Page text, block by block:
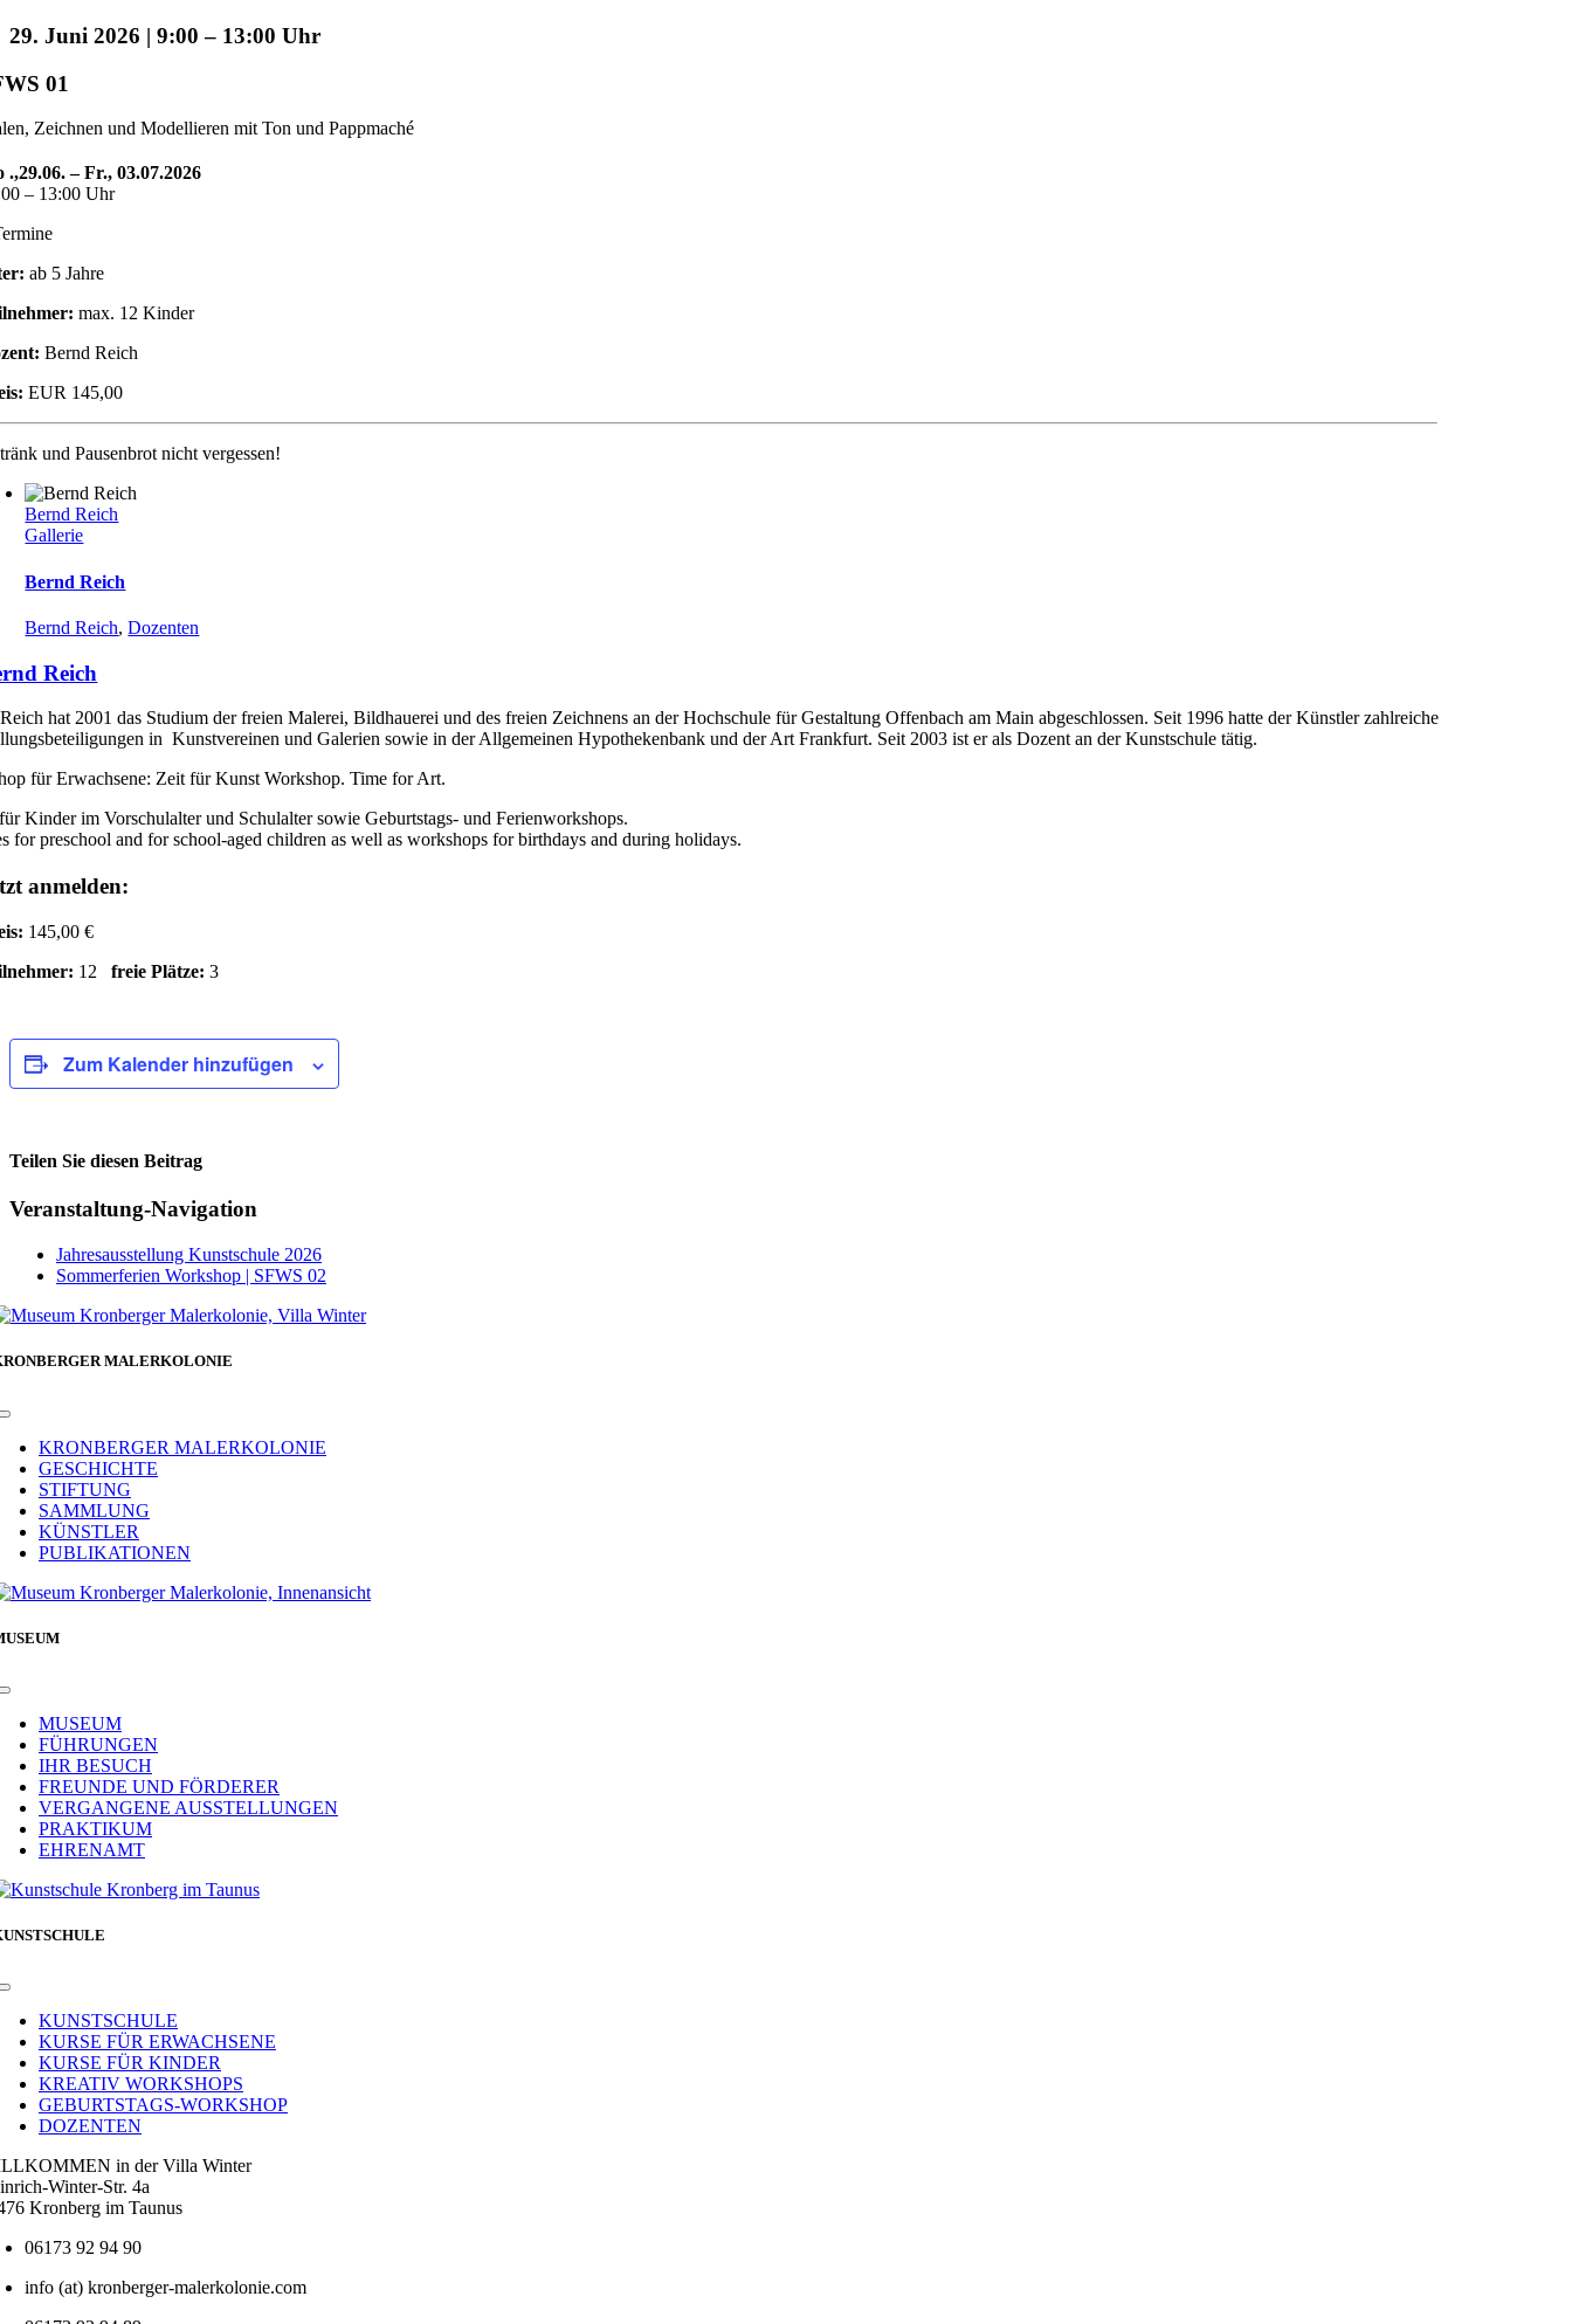
29. Juni 2026 | 9:00 – 13:00
01
Zeichnen und Modellieren mit Ton und Pappmaché
.,29.06. – Fr., 03.07.2026
– 13:00 Uhr
ab 5 Jahre
max. 12 Kinder
Bernd Reich
EUR 145,00
und Pausenbrot nicht vergessen!
Bernd Reich
Gallerie
Bernd Reich
Bernd Reich,Dozenten
Reich
hat 2001 das Studium der freien Malerei, Bildhauerei und des freien Zeichnens an der Hochschule für Gestaltung Offenbach am Main abgeschlossen. Seit 1996 hatte der Künstler zahlreiche
in Kunstvereinen und Galerien sowie in der Allgemeinen Hypothekenbank und der Art Frankfurt. Seit 2003 ist er als Dozent an der Kunstschule tätig.
für Erwachsene: Zeit für Kunst Workshop. Time for Art.
Kinder im Vorschulalter und Schulalter sowie Geburtstags- und Ferienworkshops.
for preschool and for school-aged children as well as workshops for birthdays and during holidays.
anmelden:
145,00 €
12freie Plätze: 3
Zum Kalender hinzufügen
Teilen Sie diesen Beitrag
Facebook
Veranstaltung-Navigation
Jahresausstellung Kunstschule 2026
Sommerferien Workshop | SFWS 02
MALERKOLONIE
Toggle
NavigationKRONBERGER MALERKOLONIE
GESCHICHTE
STIFTUNG
SAMMLUNG
KÜNSTLER
PUBLIKATIONEN
Toggle
NavigationMUSEUM
FÜHRUNGEN
IHR BESUCH
FREUNDE UND FÖRDERER
VERGANGENE AUSSTELLUNGEN
PRAKTIKUM
EHRENAMT
Toggle
NavigationKUNSTSCHULE
KURSE FÜR ERWACHSENE
KURSE FÜR KINDER
KREATIV WORKSHOPS
GEBURTSTAGS-WORKSHOP
DOZENTEN
in der Villa Winter
Winter-Str. 4a
Kronberg im Taunus
06173 92 94 90
info (at) kronberger-malerkolonie.com